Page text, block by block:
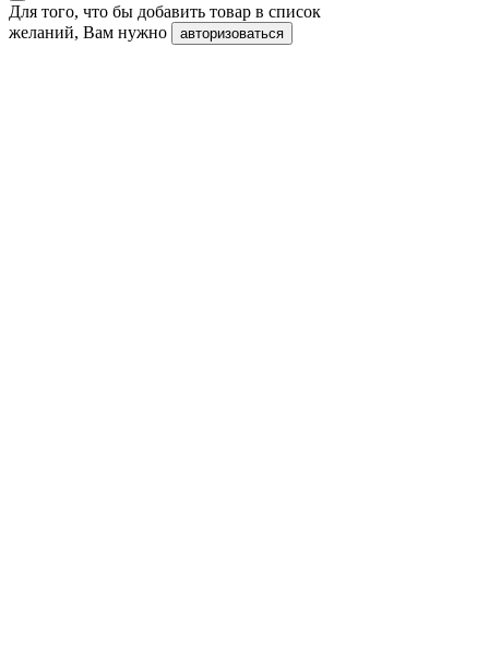
Для того, что бы добавить товар в список
желаний, Вам нужно
авторизоваться